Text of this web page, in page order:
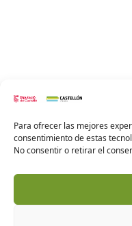
Para ofrecer las mejores
consentimiento de estas
No consentir o retirar el